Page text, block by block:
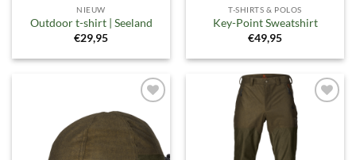
NIEUW
Outdoor t-shirt | Seeland
€29,95
T-SHIRTS & POLOS
Key-Point Sweatshirt
€49,95
Toevoegen
aan
verlanglijst
Toevoegen
verlanglijst